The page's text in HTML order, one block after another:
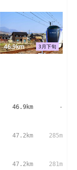
3月下旬
46.9km
46.9km -
47.2km 285m
47.2km 281m